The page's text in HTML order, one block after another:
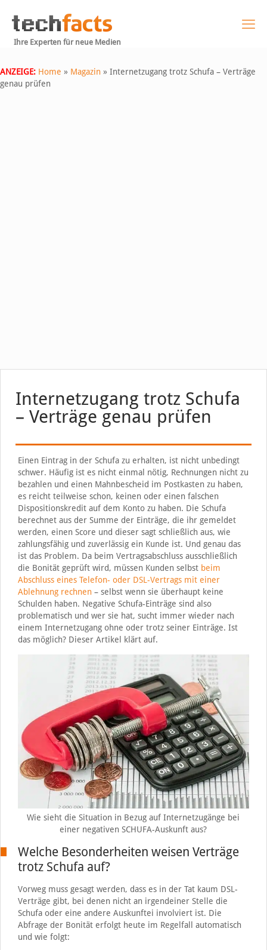
Ihre Experten für neue Medien
ANZEIGE: Home » Magazin » Internetzugang trotz Schufa – Verträge
genau prüfen
Internetzugang trotz Schufa
– Verträge genau prüfen
Einen Eintrag in der Schufa zu erhalten, ist nicht unbedingt
schwer. Häufig ist es nicht einmal nötig, Rechnungen nicht zu
bezahlen und einen Mahnbescheid im Postkasten zu haben,
es reicht teilweise schon, keinen oder einen falschen
Dispositionskredit auf dem Konto zu haben. Die Schufa
berechnet aus der Summe der Einträge, die ihr gemeldet
werden, einen Score und dieser sagt schließlich aus, wie
zahlungsfähig und zuverlässig ein Kunde ist. Und genau das
ist das Problem. Da beim Vertragsabschluss ausschließlich
die Bonität geprüft wird, müssen Kunden selbst beim
Abschluss eines Telefon- oder DSL-Vertrags mit einer
Ablehnung rechnen– selbst wenn sie überhaupt keine
Schulden haben. Negative Schufa-Einträge sind also
problematisch und wer sie hat, sucht immer wieder nach
einem Internetzugang ohne oder trotz seiner Einträge. Ist
das möglich? Dieser Artikel klärt auf.
Wie sieht die Situation in Bezug auf Internetzugänge bei
einer negativen SCHUFA-Auskunft aus?
Welche Besonderheiten weisen Verträge
trotz Schufa auf?
Vorweg muss gesagt werden, dass es in der Tat kaum DSL-
Verträge gibt, bei denen nicht an irgendeiner Stelle die
Schufa oder eine andere Auskunftei involviert ist. Die
Abfrage der Bonität erfolgt heute im Regelfall automatisch
und wie folgt: